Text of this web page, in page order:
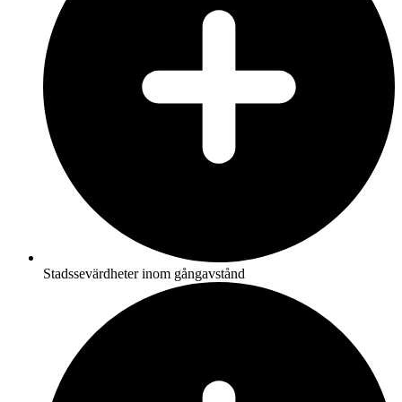
Stadssevärdheter inom gångavstånd